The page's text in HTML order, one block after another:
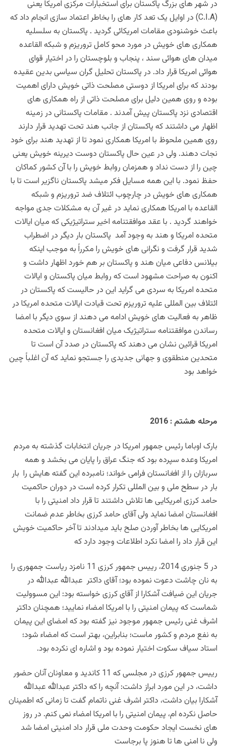
در شهر های بزرگ پاکستان برای استخبارات مرکزی امریکا یعنی
(C.I.A) در اوایل یک تعد کار های را بخاطر اعتماد سازی انجام داد که
باعث خوشنودی مقامات امریکائی گردید . پاکستان به سلسلیه
همکاری های خویش در مورد محو کامل تروریزم و شبکه القاعده
میدان های هوائی سند ، پنجاب و بلوچستان را در اختیار قوای
هوائی امریکا قرار داد. در پاکستان تحلیل گران سیاسی بدین عقیده
بودند که برای امریکا از دوستی مصلحت ذاتی خویش دارای اهمیت
بوده و روی همین دلیل برای مصلحت ذاتی از راه همکاری های
اقتصادی نزد پاکستان پیش آمدند . مقامات پاکستانی در زمینه
اظهار می داشتند که پاکستان از جانب هند تحت تهدید قرار دارند
روی همین ملحوظ با امریکا همکاری نمود تا از تهدید هند برای خود
نجات دهند. ولی در عین حال پاکستان دوست دیرینه خویش یعنی
چین را از دست نداد و همزمان روابط خویش را با آن کشور کماکان
حفظ نمود. با این همه مسایل فکر میشد پاکستان ناگزیر است تا با
همکاری های خویش در چارچوب ائتلاف ضد تروریزم و شبکه
القاعده با امریکا همکاری نماید در غیر آن به مشکلات جدی مواجه
خواهند گردید . با عقد موافقتنامه اخیر ستراتیژیکی که میان ایالات
متحده امریکا و هند به وجود آمد پاکستان بار دیگر در اضطراب
شدید قرار گرفت و نگرانی های خویش را مکرراً به موجب اینکه
بیلانس دفاعی میان هند و پاکستان بر هم خورد اظهار داشت و
اکنون به صراحت مشهود است که روابط میان پاکستان و ایالات
متحده امریکا به سردی می گراید این در حالیست که پاکستان در
ائتلاف بین المللی علیه تروریزم تحت قیادت ایالات متحده امریکا در
ظاهر به فعالیت های خویش ادامه می دهند از سوی دیگر با امضا
رساندن موافقتنامه ستراتیژیک میان افغانستان و ایالات متحده
امریکا قرائین نشان می دهند که پاکستان در صدد آن است تا
متحدین منطقوی و جهانی جدیدی را جستجو نماید که آن اغلباً چین
خواهد بود
مرحله هشتم : 2016
بارک اوباما رئیس جمهور امریکا در جریان انتخابات گذشته به مردم
امریکا وعده سپرده بود که جنگ عراق را پایان می بخشد و همه
سربازان را از افغانستان فرامی خواند؛ نامبرده این گفته هایش را بار
بار در سطح ملی و بین المللی تکرار کرده است در دوران حاکمیت
حامد کرزی امریکایی ها تلاش داشتند تا قرار داد امنیتی را با
افغانستان امضا نماید ولی آقای حامد کرزی بخاطر عدم ضمانت
امریکایی ها بخاطر آوردن صلح باید میدادند تا آخر حاکمیت خویش
این قرار داد را امضا نکرد اطلاعات وجود دارد که
در 5 جنوری 2014، رییس جمهور کرزی 11 نامزد ریاست جمهوری را
به نان چاشت دعوت نموده بود؛ آقای داکتر عبدالله عبدالله در
جریان این ضیافت آشکارا از آقای کرزی خواسته بود: این مسوولیت
شماست که پیمان امنیتی را با امریکا امضاء نمایید؛ همچنان داکتر
اشرف غنی رئیس جمهور موجود نیز گفته بود که امضای این پیمان
به نفع مردم و کشور ماست؛ بنابراین، بهتر است که امضاء شود؛
استاد سیاف سکوت اختیار نموده بود و اشاره ای نکرده بود.
رییس جمهور کرزی در مجلسی که 11 کاندید و معاونان آنان حضور
داشت، در این مورد ابراز داشت: آنچه را که داکتر عبدالله عبدالله
آشکارا بیان داشت، داکتر اشرف غنی ناتمام گفت تا زمانی که اطمینان
حاصل نکرده ام، پیمان امنیتی را با امریکا امضاء نمی کنم. در روز
های نخست ایجاد حکومت وحدت ملی قرار داد امنیتی امضا شد
ولی نا امنی ها تا هنوز پا برجاست